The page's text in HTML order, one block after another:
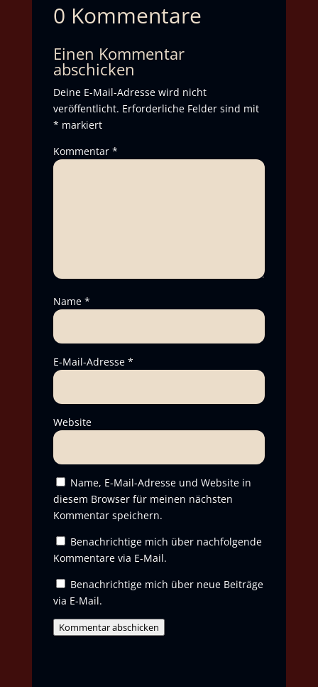
0 Kommentare
Einen Kommentar
abschicken
Deine E-Mail-Adresse wird nicht
veröffentlicht. Erforderliche Felder sind mit
* markiert
Kommentar *
Name *
E-Mail-Adresse *
Website
Name, E-Mail-Adresse und Website in
diesem Browser für meinen nächsten
Kommentar speichern.
Benachrichtige mich über nachfolgende
Kommentare via E-Mail.
Benachrichtige mich über neue Beiträge
via E-Mail.
Kommentar abschicken